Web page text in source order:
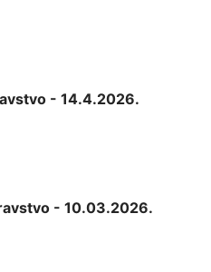
- 14.4.2026.
- 10.03.2026.